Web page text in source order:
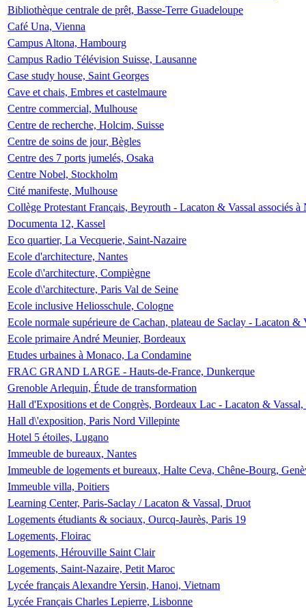
Bibliothèque centrale de prêt, Basse-Terre Guadeloupe
Café Una, Vienna
Campus Altona, Hambourg
Campus Radio Télévision Suisse, Lausanne
Case study house, Saint Georges
Cave et chais, Embres et castelmaure
Centre commercial, Mulhouse
Centre de recherche, Holcim, Suisse
Centre de soins de jour, Bègles
Centre des 7 ports jumelés, Osaka
Centre Nobel, Stockholm
Cité manifeste, Mulhouse
Collège Protestant Français, Beyrouth - Lacaton & Vassal associés
Documenta 12, Kassel
Eco quartier, La Vecquerie, Saint-Nazaire
Ecole d'architecture, Nantes
Ecole d\'architecture, Compiègne
Ecole d\'architecture, Paris Val de Seine
Ecole inclusive Heliosschule, Cologne
Ecole normale supérieure de Cachan, plateau de Saclay - Lacaton &
Ecole primaire André Meunier, Bordeaux
Etudes urbaines à Monaco, La Condamine
FRAC GRAND LARGE - Hauts-de-France, Dunkerque
Grenoble Arlequin, Étude de transformation
Hall d'Expositions et de Congrès, Bordeaux Lac - Lacaton &
Hall d\'exposition, Paris Nord Villepinte
Hotel 5 étoiles, Lugano
Immeuble de bureaux, Nantes
Immeuble de logements et bureaux, Halte Ceva, Chêne-Bourg,
Immeuble villa, Poitiers
Learning Center, Paris-Saclay / Lacaton & Vassal, Druot
Logements étudiants & sociaux, Ourcq-Jaurès, Paris 19
Logements, Floirac
Logements, Hérouville Saint Clair
Logements, Saint-Nazaire, Petit Maroc
Lycée français Alexandre Yersin, Hanoi, Vietnam
Lycée Français Charles Lepierre, Lisbonne